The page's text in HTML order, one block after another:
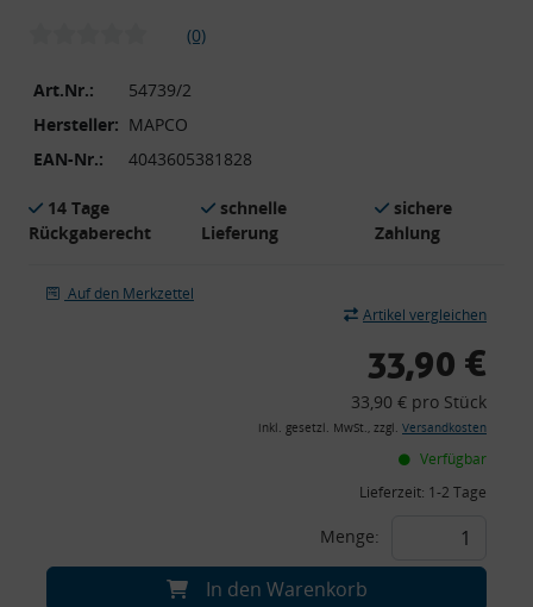
(0)
Art.Nr.:
54739/2
Hersteller: MAPCO
EAN-Nr.:
4043605381828
14 Tage
Rückgaberecht
schnelle
Lieferung
sichere
Zahlung
Auf den Merkzettel
Artikel vergleichen
33,90 €
33,90 € pro Stück
inkl. gesetzl. MwSt., zzgl. Versandkosten
Verfügbar
Lieferzeit: 1-2 Tage
Menge:
In den Warenkorb